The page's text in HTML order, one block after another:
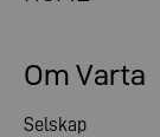
Om Varta
Selskap